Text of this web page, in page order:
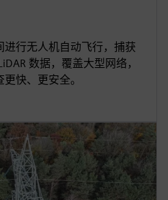
行无人机自动飞行，捕获
数据，覆盖大型网络，
快、更安全。